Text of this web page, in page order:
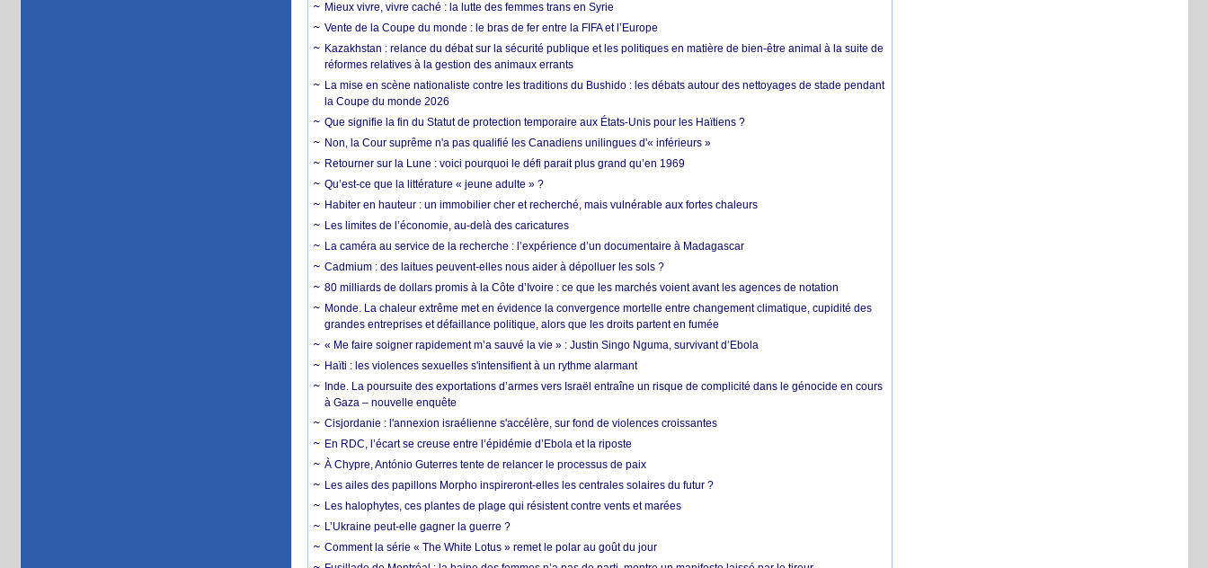
Mieux vivre, vivre caché : la lutte des femmes trans en Syrie
Vente de la Coupe du monde : le bras de fer entre la FIFA et l’Europe
Kazakhstan : relance du débat sur la sécurité publique et les politiques en matière de bien-être animal à la suite de
réformes relatives à la gestion des animaux errants
La mise en scène nationaliste contre les traditions du Bushido : les débats autour des nettoyages de stade pendant
la Coupe du monde 2026
Que signifie la fin du Statut de protection temporaire aux États-Unis pour les Haïtiens ?
Non, la Cour suprême n'a pas qualifié les Canadiens unilingues d'« inférieurs »
Retourner sur la Lune : voici pourquoi le défi parait plus grand qu’en 1969
Qu’est-ce que la littérature « jeune adulte » ?
Habiter en hauteur : un immobilier cher et recherché, mais vulnérable aux fortes chaleurs
Les limites de l’économie, au-delà des caricatures
La caméra au service de la recherche : l’expérience d’un documentaire à Madagascar
Cadmium : des laitues peuvent-elles nous aider à dépolluer les sols ?
80 milliards de dollars promis à la Côte d’Ivoire : ce que les marchés voient avant les agences de notation
Monde. La chaleur extrême met en évidence la convergence mortelle entre changement climatique, cupidité des
grandes entreprises et défaillance politique, alors que les droits partent en fumée
« Me faire soigner rapidement m’a sauvé la vie » : Justin Singo Nguma, survivant d’Ebola
Haïti : les violences sexuelles s'intensifient à un rythme alarmant
Inde. La poursuite des exportations d’armes vers Israël entraîne un risque de complicité dans le génocide en cours
à Gaza – nouvelle enquête
Cisjordanie : l'annexion israélienne s'accélère, sur fond de violences croissantes
En RDC, l’écart se creuse entre l’épidémie d’Ebola et la riposte
À Chypre, António Guterres tente de relancer le processus de paix
Les ailes des papillons Morpho inspireront-elles les centrales solaires du futur ?
Les halophytes, ces plantes de plage qui résistent contre vents et marées
L’Ukraine peut-elle gagner la guerre ?
Comment la série « The White Lotus » remet le polar au goût du jour